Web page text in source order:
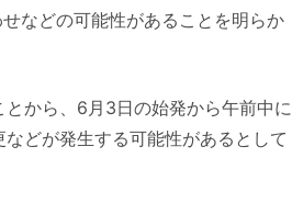
などの可能性があることを明らか
から、6月3日の始発から午前中に
どが発生する可能性があるとして